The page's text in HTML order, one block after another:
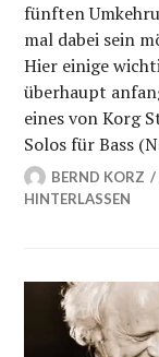
fünften
mal dabei sein
Hier einige
überhaupt
eines von Korg
Solos für Bass
BERND KORZ
HINTERLASSEN